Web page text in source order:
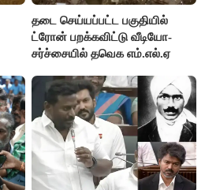
தடை செய்யப்பட்ட பகுதியில்
ட்ரோன் பறக்கவிட்டு வீடியோ-
சர்ச்சையில் தவெக எம்.எல்.ஏ